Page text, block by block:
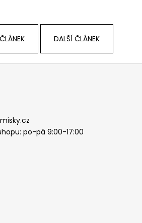
DALŠÍ ČLÁNEK
po-pá 9:00-17:00